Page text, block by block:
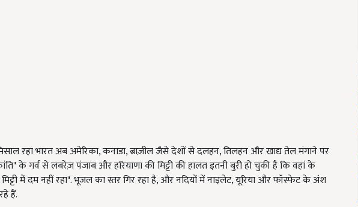
रहा भारत अब अमेरिका, कनाडा, ब्राज़ील जैसे देशों से दलहन, तिलहन और खाद्य तेल मंगाने पर
के गर्व से लबरेज़ पंजाब और हरियाणा की मिट्टी की हालत इतनी बुरी हो चुकी है कि वहां के
में दम नहीं रहा". भूजल का स्तर गिर रहा है, और नदियों में नाइलेट, यूरिया और फॉस्फेट के अंश
हैं.